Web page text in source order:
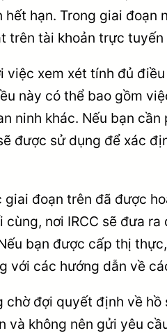
hết hạn. Trong giai đoạn
trên tài khoản trực tuyến
việc xem xét tính đủ
này có thể bao gồm
ninh khác. Nếu bạn
được sử dụng để xác
đoạn trên đã được
cùng, nơi IRCC sẽ đưa
bạn được cấp thị
với các hướng dẫn về
chờ đợi quyết định về
và không nên gửi yêu